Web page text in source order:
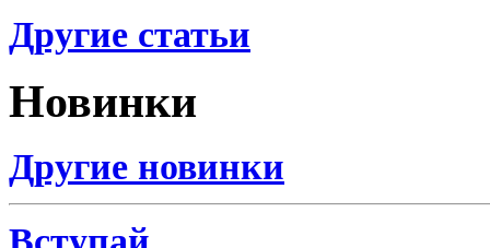
Другие статьи
Новинки
Другие новинки